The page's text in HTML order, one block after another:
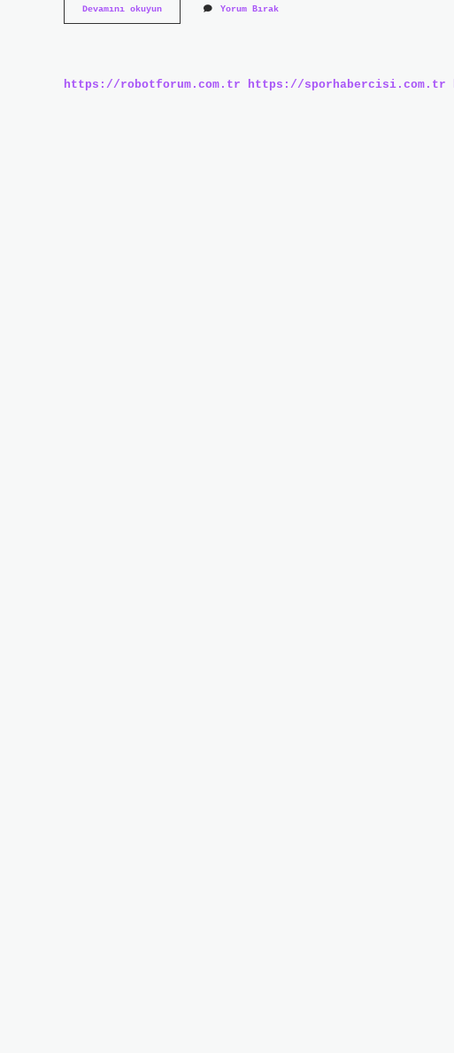
Devamını okuyunInternet
Üzerinden
Yorum Bırak
https://robotforum.com.tr https://sporhabercisi.com.tr